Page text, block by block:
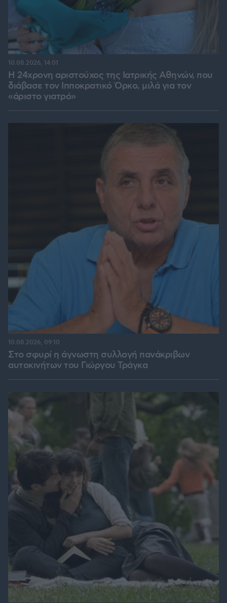
Η 24χρονη αριστούχος της Ιατρικής Αθηνών, που
διάβασε τον Ιπποκρατικό Όρκο, μιλά για τον
«άριστο γιατρό»
10.08.2026, 14:01
Στο σφυρί η άγνωστη συλλογή πανάκριβων
αυτοκινήτων του Γιώργου Τράγκα
10.08.2026, 09:10